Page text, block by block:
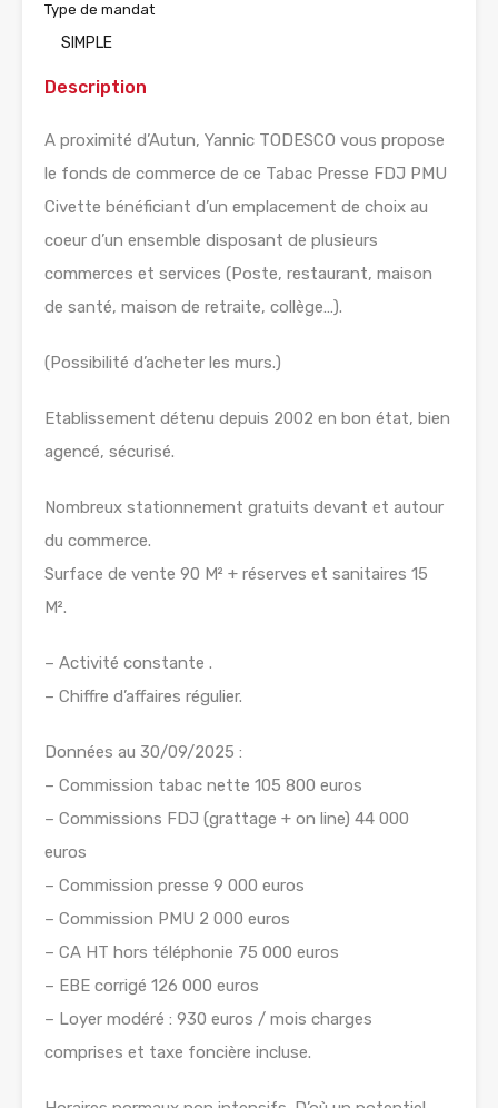
Type de mandat
SIMPLE
Description
A proximité d’Autun, Yannic TODESCO vous propose
le fonds de commerce de ce Tabac Presse FDJ PMU
Civette bénéficiant d’un emplacement de choix au
coeur d’un ensemble disposant de plusieurs
commerces et services (Poste, restaurant, maison
de santé, maison de retraite, collège…).
(Possibilité d’acheter les murs.)
Etablissement détenu depuis 2002 en bon état, bien
agencé, sécurisé.
Nombreux stationnement gratuits devant et autour
du commerce.
Surface de vente 90 M² + réserves et sanitaires 15
M².
– Activité constante .
– Chiffre d’affaires régulier.
Données au 30/09/2025 :
– Commission tabac nette 105 800 euros
– Commissions FDJ (grattage + on line) 44 000
euros
– Commission presse 9 000 euros
– Commission PMU 2 000 euros
– CA HT hors téléphonie 75 000 euros
– EBE corrigé 126 000 euros
– Loyer modéré : 930 euros / mois charges
comprises et taxe foncière incluse.